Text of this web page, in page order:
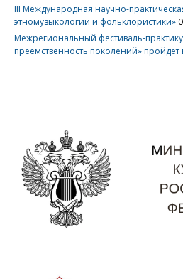
III Международная научно-
этномузыкологии и фольклористики»
Межрегиональный фестиваль-
преемственность поколений» пройдет